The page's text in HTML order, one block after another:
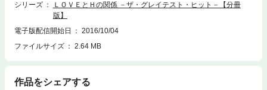
シリーズ
ＬＯＶＥとＨの関係 －ザ・グレイテスト・ヒット－【分冊
版】
電子版配信開始日
2016/10/04
ファイルサイズ
2.64 MB
作品をシェアする